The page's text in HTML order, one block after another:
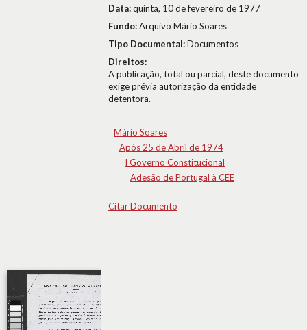
Data:quinta, 10 de fevereiro de 1977
Fundo:Arquivo Mário Soares
Tipo Documental:Documentos
Direitos:
A publicação, total ou parcial, deste documento
exige prévia autorização da entidade
detentora.
Mário Soares
Após 25 de Abril de 1974
I Governo Constitucional
Adesão de Portugal à CEE
Citar Documento